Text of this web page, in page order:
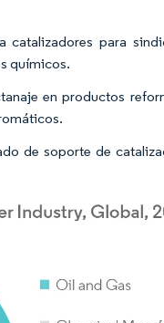
catalizadores para
químicos.
en productos
de soporte de